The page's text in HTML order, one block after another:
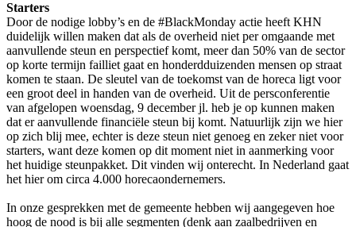
Starters
Door de nodige lobby’s en de #BlackMonday actie heeft KHN
duidelijk willen maken dat als de overheid niet per omgaande met
aanvullende steun en perspectief komt, meer dan 50% van de sector
op korte termijn failliet gaat en honderdduizenden mensen op straat
komen te staan. De sleutel van de toekomst van de horeca ligt voor
een groot deel in handen van de overheid. Uit de persconferentie
van afgelopen woensdag, 9 december jl. heb je op kunnen maken
dat er aanvullende financiële steun bij komt. Natuurlijk zijn we hier
op zich blij mee, echter is deze steun niet genoeg en zeker niet voor
starters, want deze komen op dit moment niet in aanmerking voor
het huidige steunpakket. Dit vinden wij onterecht. In Nederland gaat
het hier om circa 4.000 horecaondernemers.
In onze gesprekken met de gemeente hebben wij aangegeven hoe
hoog de nood is bij alle segmenten (denk aan zaalbedrijven en